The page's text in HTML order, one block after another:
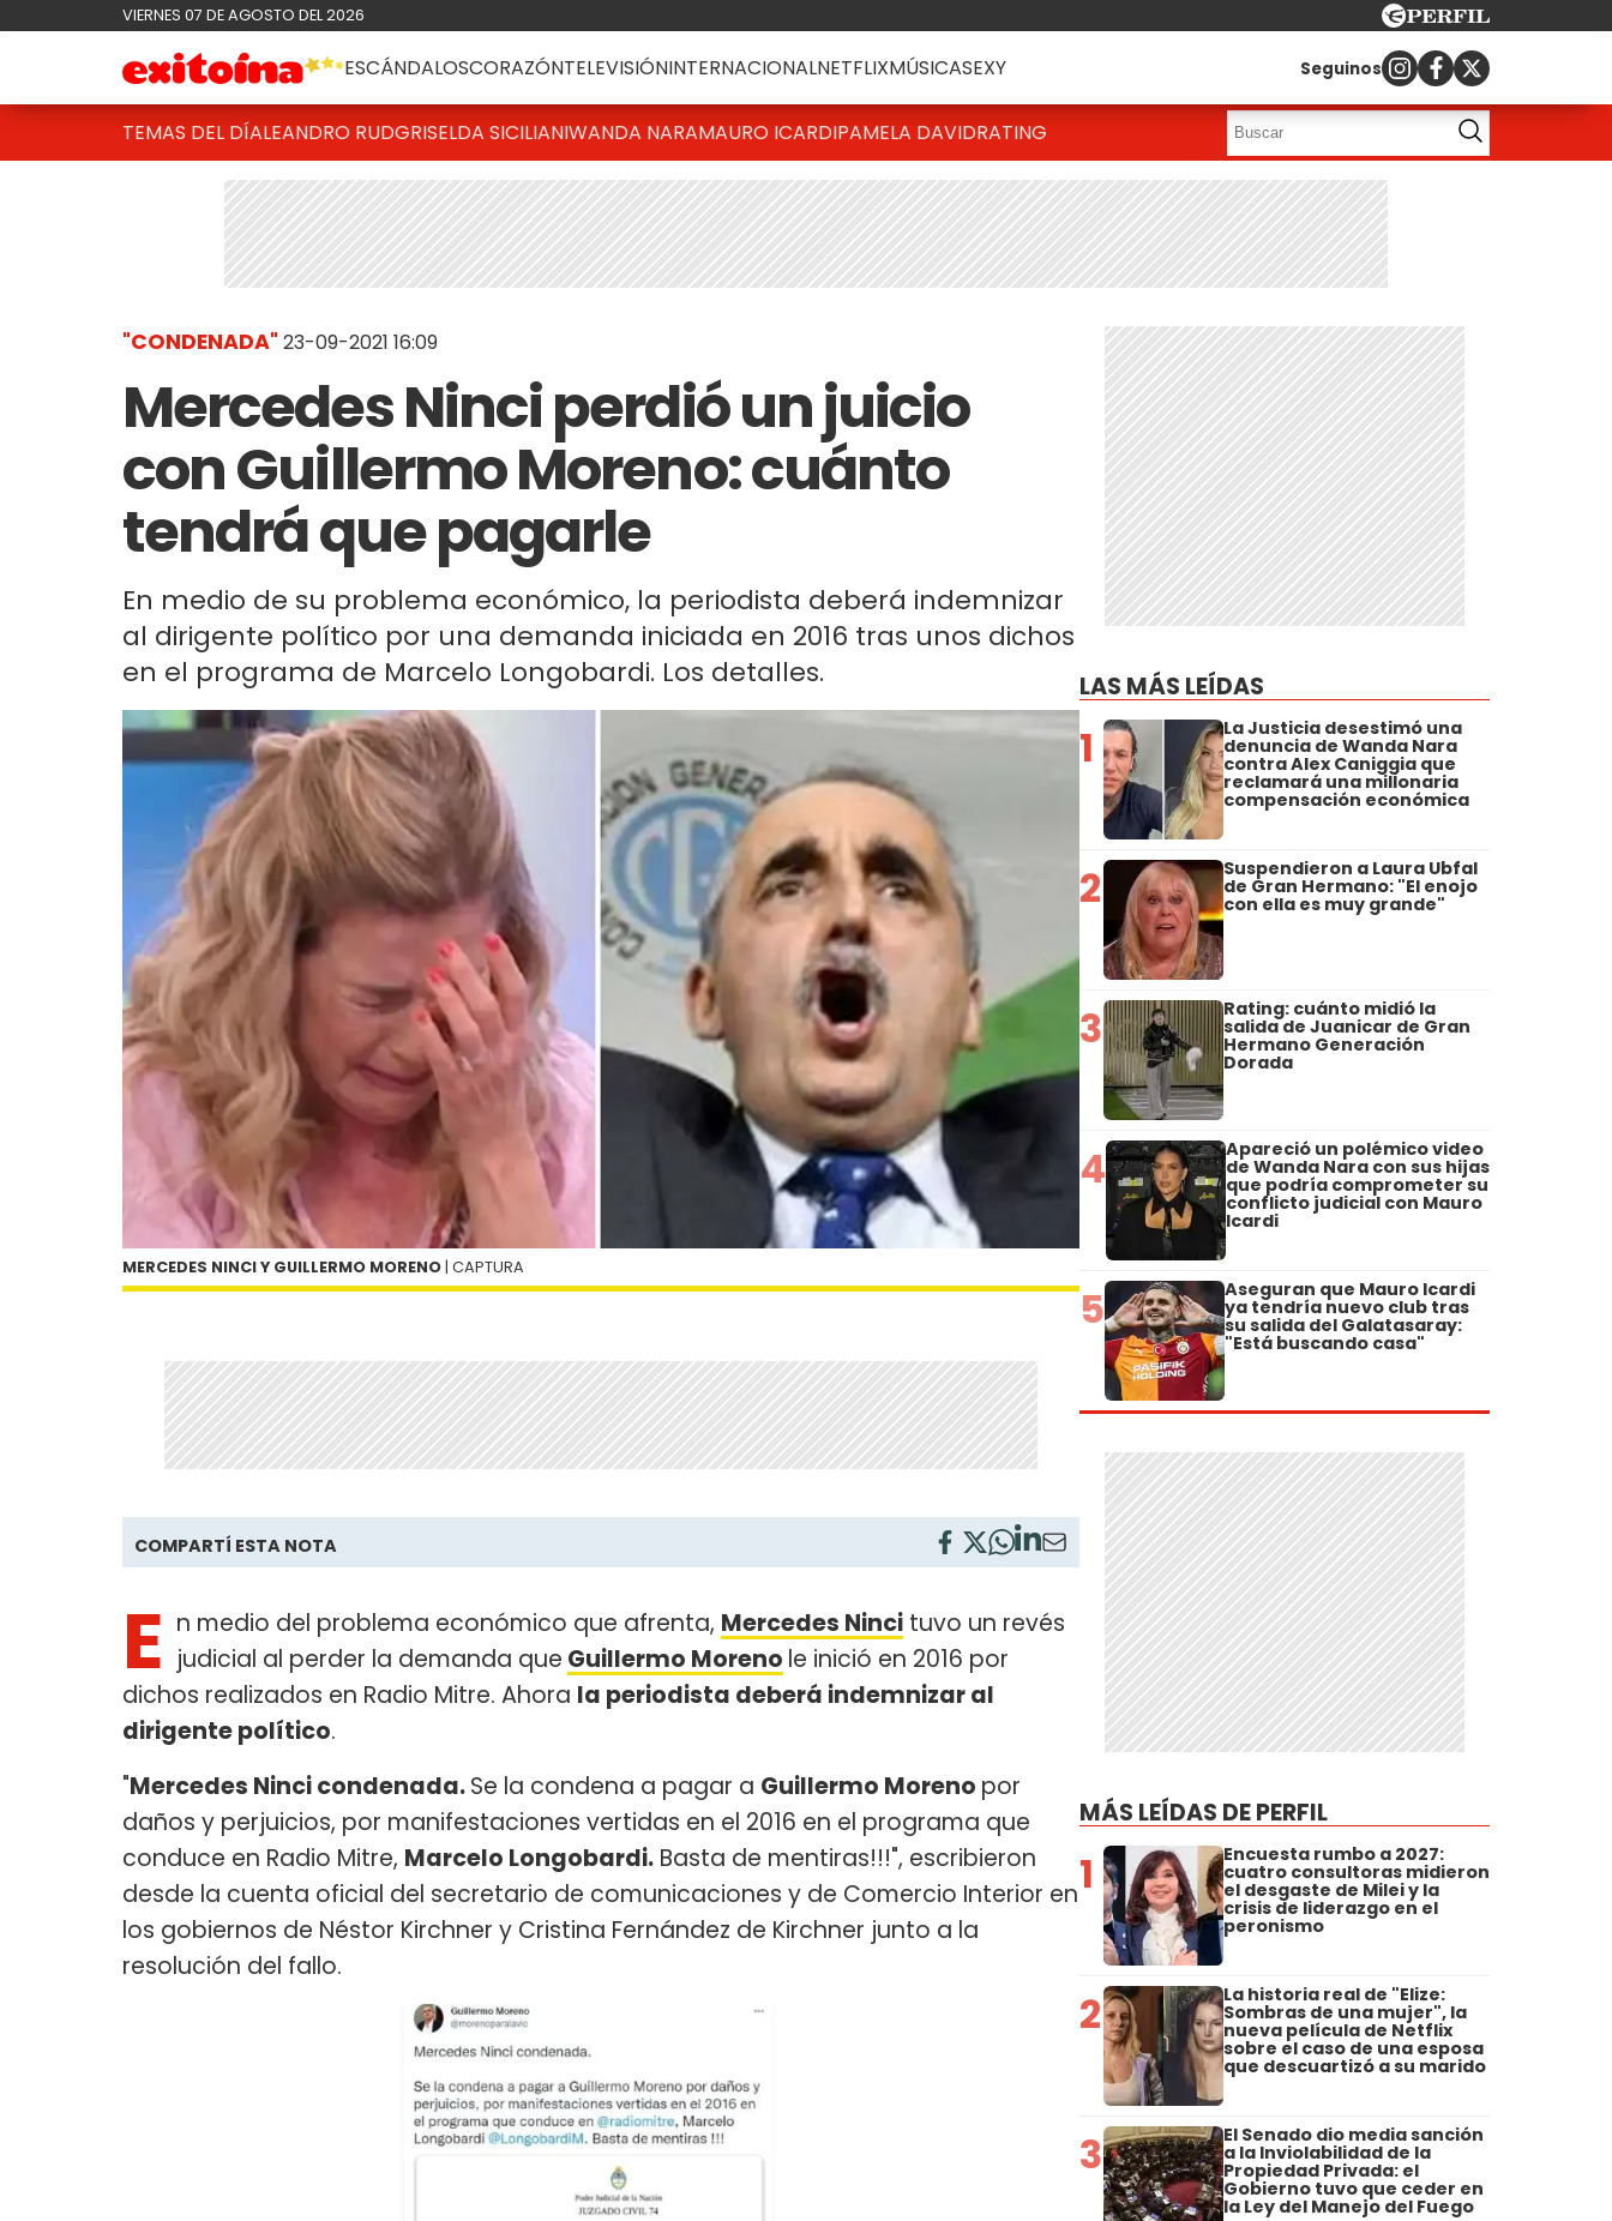
VIERNES 07 DE AGOSTO DEL 2026
ESCÁNDALOSCORAZÓNTELEVISIÓNINTERNACIONALNETFLIXMÚSICASEXY Seguinos
TEMAS DEL DÍALEANDRO RUDGRISELDA SICILIANIWANDA NARAMAURO ICARDIPAMELA DAVIDRATING
"CONDENADA"23-09-2021 16:09
Mercedes Ninci perdió un juicio
con Guillermo Moreno: cuánto
tendrá que pagarle
En medio de su problema económico, la periodista deberá indemnizar
al dirigente político por una demanda iniciada en 2016 tras unos dichos
en el programa de Marcelo Longobardi. Los detalles.
MERCEDES NINCI Y GUILLERMO MORENO | CAPTURA
COMPARTÍ ESTA NOTA
E n medio del problema económico que afrenta, Mercedes Ninci tuvo un revés
judicial al perder la demanda que Guillermo Moreno le inició en 2016 por
dichos realizados en Radio Mitre. Ahora la periodista deberá indemnizar al
dirigente político.
"Mercedes Ninci condenada.Se la condena a pagar a Guillermo Moreno por
daños y perjuicios, por manifestaciones vertidas en el 2016 en el programa que
conduce en Radio Mitre, Marcelo Longobardi. Basta de mentiras!!!", escribieron
desde la cuenta oficial del secretario de comunicaciones y de Comercio Interior en
los gobiernos de Néstor Kirchner y Cristina Fernández de Kirchner junto a la
resolución del fallo.
LAS MÁS LEÍDAS
1 La Justicia desestimó una
denuncia de Wanda Nara
contra Alex Caniggia que
reclamará una millonaria
compensación económica
2 Suspendieron a Laura Ubfal
de Gran Hermano: "El enojo
con ella es muy grande"
3 Rating: cuánto midió la
salida de Juanicar de Gran
Hermano Generación
Dorada
4 Apareció un polémico video
de Wanda Nara con sus hijas
que podría comprometer su
conflicto judicial con Mauro
Icardi
5 Aseguran que Mauro Icardi
ya tendría nuevo club tras
su salida del Galatasaray:
"Está buscando casa"
MÁS LEÍDAS DE PERFIL
1 Encuesta rumbo a 2027:
cuatro consultoras midieron
el desgaste de Milei y la
crisis de liderazgo en el
peronismo
2 La historia real de "Elize:
Sombras de una mujer", la
nueva película de Netflix
sobre el caso de una esposa
que descuartizó a su marido
3 El Senado dio media sanción
a la Inviolabilidad de la
Propiedad Privada: el
Gobierno tuvo que ceder en
la Ley del Manejo del Fuego